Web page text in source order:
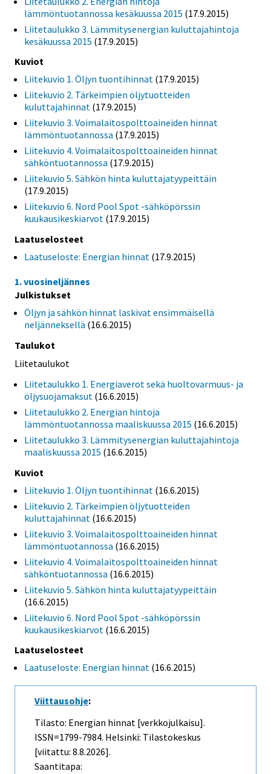
lämmöntuotannossa kesäkuussa 2015 (17.9.2015)
Liitetaulukko 3. Lämmitysenergian kuluttajahintoja
kesäkuussa 2015 (17.9.2015)
Kuviot
Liitekuvio 1. Öljyn tuontihinnat (17.9.2015)
Liitekuvio 2. Tärkeimpien öljytuotteiden
kuluttajahinnat (17.9.2015)
Liitekuvio 3. Voimalaitospolttoaineiden hinnat
lämmöntuotannossa (17.9.2015)
Liitekuvio 4. Voimalaitospolttoaineiden hinnat
sähköntuotannossa (17.9.2015)
Liitekuvio 5. Sähkön hinta kuluttajatyypeittäin
(17.9.2015)
Liitekuvio 6. Nord Pool Spot -sähköpörssin
kuukausikeskiarvot (17.9.2015)
Laatuselosteet
Laatuseloste: Energian hinnat (17.9.2015)
1. vuosineljännes
Julkistukset
Öljyn ja sähkön hinnat laskivat ensimmäisellä
neljänneksellä (16.6.2015)
Taulukot
Liitetaulukot
Liitetaulukko 1. Energiaverot sekä huoltovarmuus- ja
öljysuojamaksut (16.6.2015)
Liitetaulukko 2. Energian hintoja
lämmöntuotannossa maaliskuussa 2015 (16.6.2015)
Liitetaulukko 3. Lämmitysenergian kuluttajahintoja
maaliskuussa 2015 (16.6.2015)
Kuviot
Liitekuvio 1. Öljyn tuontihinnat (16.6.2015)
Liitekuvio 2. Tärkeimpien öljytuotteiden
kuluttajahinnat (16.6.2015)
Liitekuvio 3. Voimalaitospolttoaineiden hinnat
lämmöntuotannossa (16.6.2015)
Liitekuvio 4. Voimalaitospolttoaineiden hinnat
sähköntuotannossa (16.6.2015)
Liitekuvio 5. Sähkön hinta kuluttajatyypeittäin
(16.6.2015)
Liitekuvio 6. Nord Pool Spot -sähköpörssin
kuukausikeskiarvot (16.6.2015)
Laatuselosteet
Laatuseloste: Energian hinnat (16.6.2015)
Viittausohje:
Tilasto: Energian hinnat [verkkojulkaisu].
ISSN=1799-7984. Helsinki: Tilastokeskus
[viitattu: 8.8.2026].
Saantitapa: